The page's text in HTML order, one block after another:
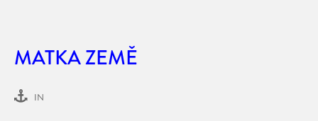
MATKA ZEMĚ
IN